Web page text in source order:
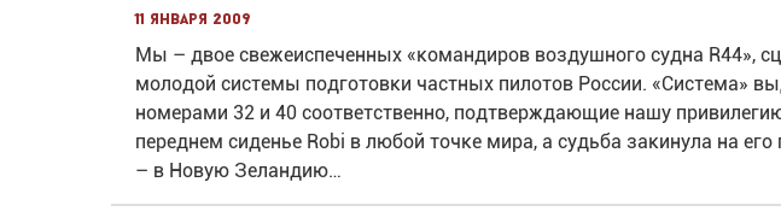
11 января 2009
Мы – двое свежеиспеченных «командиров воздушного судна R44»,
молодой системы подготовки частных пилотов России. «Система»
номерами 32 и 40 соответственно, подтверждающие нашу
переднем сиденье Robi в любой точке мира, а судьба закинула на
– в Новую Зеландию…